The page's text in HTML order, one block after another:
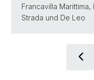
Francavilla
Strada und De Leo